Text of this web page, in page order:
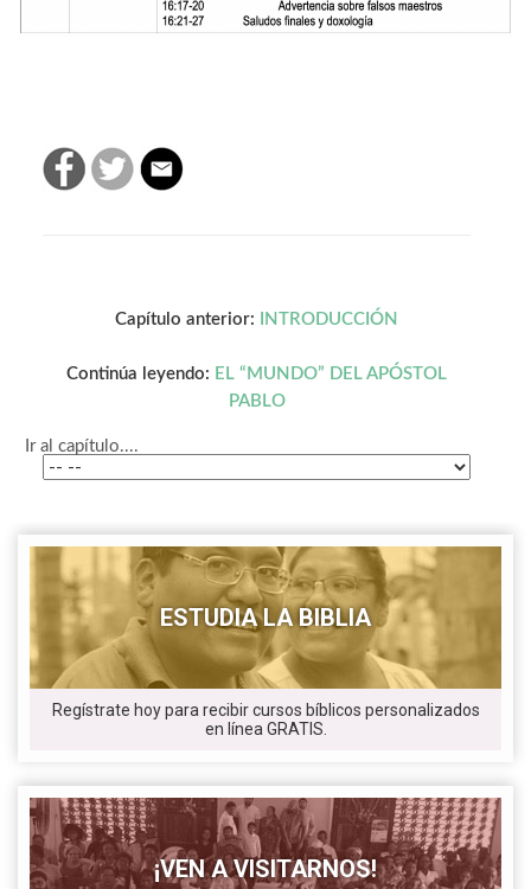
Capítulo anterior: INTRODUCCIÓN
Continúa leyendo: EL “MUNDO” DEL APÓSTOL
PABLO
Ir al capítulo....
ESTUDIA LA BIBLIA
Regístrate hoy para recibir cursos bíblicos personalizados
en línea GRATIS.
¡VEN A VISITARNOS!